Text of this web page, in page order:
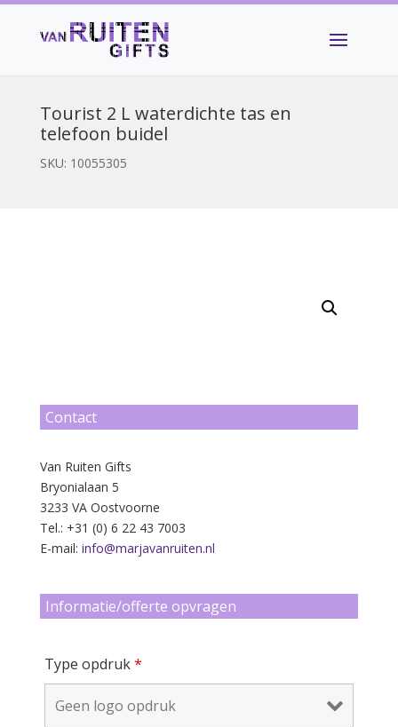
Tourist 2 L waterdichte tas en
telefoon buidel
SKU: 10055305
Contact
Van Ruiten Gifts
Bryonialaan 5
3233 VA Oostvoorne
Tel.: +31 (0) 6 22 43 7003
E-mail: info@marjavanruiten.nl
Informatie/offerte opvragen
Type opdruk*